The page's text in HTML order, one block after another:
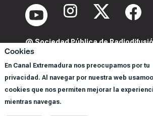
Cookies
En Canal Extremadura nos preocupamos por tu
privacidad. Al navegar por nuestra web
cookies que nos permiten mejorar la
mientras navegas.
@ Sociedad Pública de
POLITICA DE PRIVACIDAD Y